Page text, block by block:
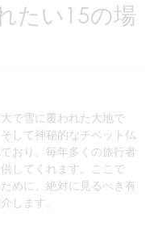
たい15の場
で雪に覆われた大地で
して神秘的なチベット仏
おり、毎年多くの旅行者
してくれます。ここで
めに、絶対に見るべき有
します。